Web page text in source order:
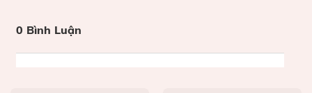
0 Bình Luận